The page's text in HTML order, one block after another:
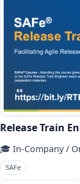
Release Train
🎓 In‑Company /
SAFe